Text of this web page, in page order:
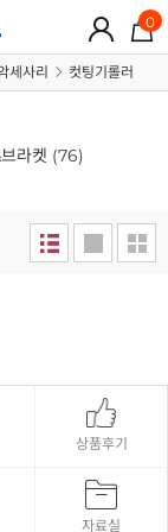
0
세사리 컷팅기롤러
라켓 (76)
상품후기
자료실